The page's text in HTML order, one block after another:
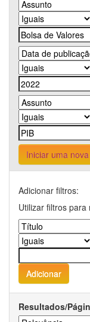
Iniciar uma
Adicionar filtros:
Utilizar filtros
Resultados/